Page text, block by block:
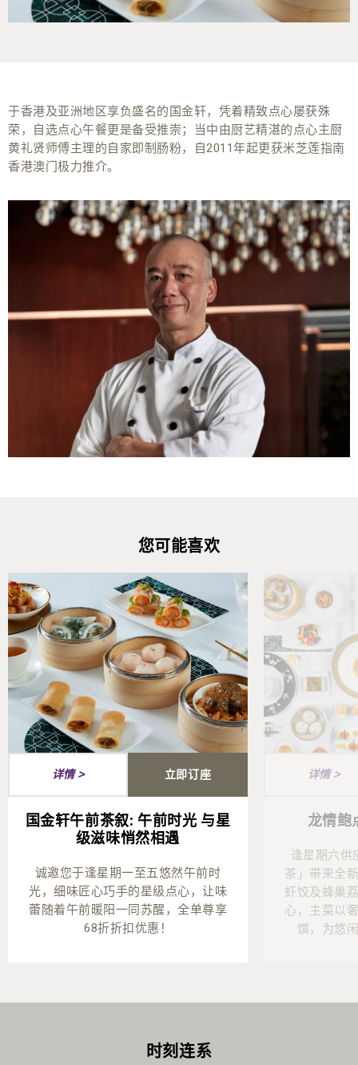
于香港及亚洲地区享负盛名的国金轩，凭着精致点心屡获殊
荣，自选点心午餐更是备受推崇；当中由厨艺精湛的点心主厨
黄礼贤师傅主理的自家即制肠粉，自2011年起更获米芝莲指南
香港澳门极力推介。
您可能喜欢
详情 > 立即订座
国金轩午前茶叙: 午前时光 与星
级滋味悄然相遇
诚邀您于逢星期一至五悠然午前时
光，细味匠心巧手的星级点心，让味
蕾随着午前暖阳一同苏醒，全单尊享
68折折扣优惠！
详情 >
龙情鲍
逢星期六供
茶」带来全
虾饺及蜂巢
心，主菜以
馔，为悠
时刻连系